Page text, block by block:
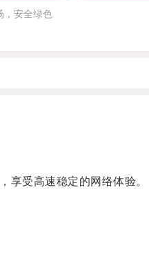
，安全绿色
受高速稳定的网络体验。